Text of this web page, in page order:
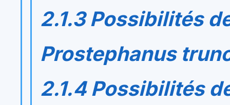
2.1.3 Possibilités
Prostephanus
2.1.4 Possibilités